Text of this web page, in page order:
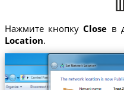
Нажмите кнопкуClose в
Location.